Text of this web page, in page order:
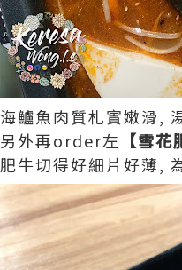
海鱸魚肉質札實嫩滑,
另外再order左 【雪
肥牛切得好細片好薄,